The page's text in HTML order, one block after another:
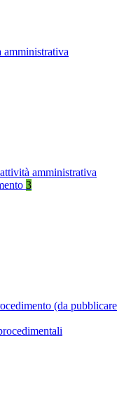
amministrativa
amministrativa
3
(da pubblicare